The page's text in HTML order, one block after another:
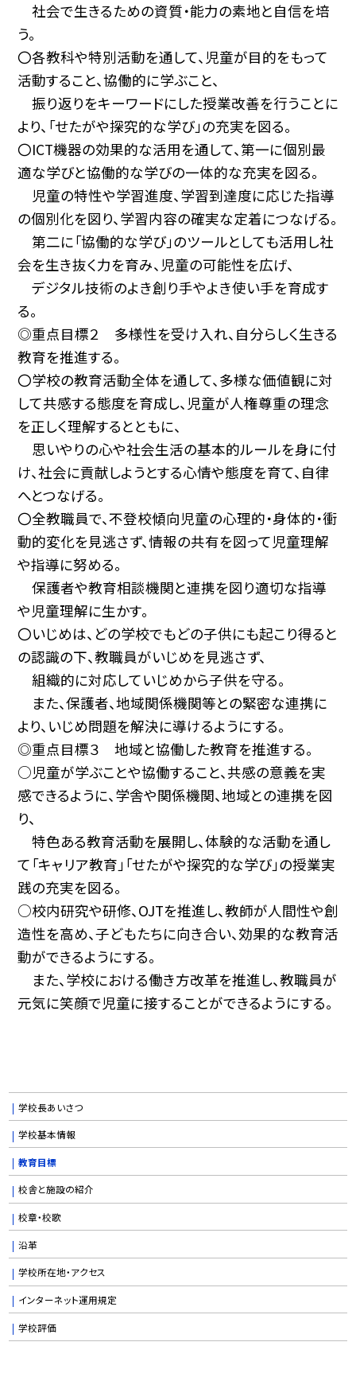
社会で生きるための資質・能力の素地と自信を培
う。
〇各教科や特別活動を通して、児童が目的をもって
活動すること、協働的に学ぶこと、
振り返りをキーワードにした授業改善を行うことに
より、「せたがや探究的な学び」の充実を図る。
〇ICT機器の効果的な活用を通して、第一に個別最
適な学びと協働的な学びの一体的な充実を図る。
児童の特性や学習進度、学習到達度に応じた指導
の個別化を図り、学習内容の確実な定着につなげる。
第二に「協働的な学び」のツールとしても活用し社
会を生き抜く力を育み、児童の可能性を広げ、
デジタル技術のよき創り手やよき使い手を育成す
る。
◎重点目標２ 多様性を受け入れ、自分らしく生きる
教育を推進する。
〇学校の教育活動全体を通して、多様な価値観に対
して共感する態度を育成し、児童が人権尊重の理念
を正しく理解するとともに、
思いやりの心や社会生活の基本的ルールを身に付
け、社会に貢献しようとする心情や態度を育て、自律
へとつなげる。
〇全教職員で、不登校傾向児童の心理的・身体的・衝
動的変化を見逃さず、情報の共有を図って児童理解
や指導に努める。
保護者や教育相談機関と連携を図り適切な指導
や児童理解に生かす。
〇いじめは、どの学校でもどの子供にも起こり得ると
の認識の下、教職員がいじめを見逃さず、
組織的に対応していじめから子供を守る。
また、保護者、地域関係機関等との緊密な連携に
より、いじめ問題を解決に導けるようにする。
◎重点目標３ 地域と協働した教育を推進する。
○児童が学ぶことや協働すること、共感の意義を実
感できるように、学舎や関係機関、地域との連携を図
り、
特色ある教育活動を展開し、体験的な活動を通し
て「キャリア教育」「せたがや探究的な学び」の授業実
践の充実を図る。
○校内研究や研修、OJTを推進し、教師が人間性や創
造性を高め、子どもたちに向き合い、効果的な教育活
動ができるようにする。
また、学校における働き方改革を推進し、教職員が
元気に笑顔で児童に接することができるようにする。
学校長あいさつ
学校基本情報
教育目標
校舎と施設の紹介
校章・校歌
沿革
学校所在地・アクセス
インターネット運用規定
学校評価